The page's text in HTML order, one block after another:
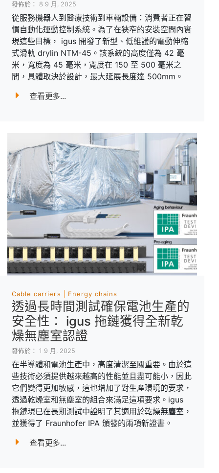
發佈於： 8 9 月, 2025
從服務機器人到醫療技術到車輛設備：消費者正在習
慣自動化運動控制系統。為了在狹窄的安裝空間內實
現這些目標， igus 開發了新型、低維護的電動伸縮
式滑軌 drylin NTM-45。該系統的高度僅為 42 毫
米，寬度為 45 毫米，寬度在 150 至 500 毫米之
間，具體取決於設計，最大延展長度達 500mm。
查看更多...
Cable carriers Energy chains
透過長時間測試確保電池生產的
安全性： igus 拖鏈獲得全新乾
燥無塵室認證
發佈於： 1 9 月, 2025
在半導體和電池生產中，高度清潔至關重要。由於這
些技術必須提供越來越高的性能並且盡可能小，因此
它們變得更加敏感，這也增加了對生產環境的要求，
透過乾燥室和無塵室的組合來滿足這項要求。igus
拖鏈現已在長期測試中證明了其適用於乾燥無塵室，
並獲得了 Fraunhofer IPA 頒發的兩項新證書。
查看更多...